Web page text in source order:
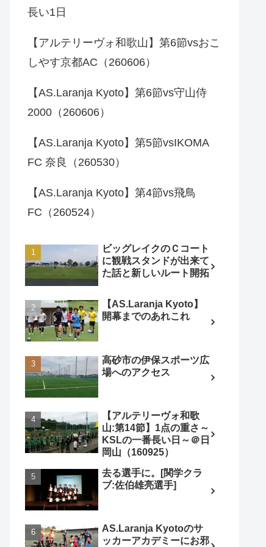
長い1日
【アルテリーヴォ和歌山】第6節vsおこ
しやす京都AC（260606）
【AS.Laranja Kyoto】第6節vs守山侍
2000（260606）
【AS.Laranja Kyoto】第5節vsIKOMA
FC 奈良（260530）
【AS.Laranja Kyoto】第4節vs飛鳥
FC（260524）
ビッグレイクのＣコート
に観戦スタンドが出来て
た話と新しいルート開拓
【AS.Laranja Kyoto】
開幕までのあれこれ
高砂市の伊保スポーツ広
場へのアクセス
【アルテリーヴォ和歌
山:第14節】1点の重さ～
KSLの一番長い日～＠日
岡山（160925）
去る選手に。[関学クラ
ブ:佐伯雄亮選手]
AS.Laranja Kyotoのサ
ッカーアカデミーにお邪